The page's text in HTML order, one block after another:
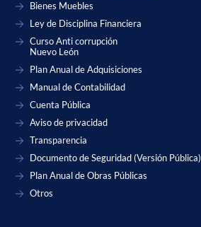
Bienes Muebles
Ley de Disciplina Financiera
Curso Anti corrupción
Nuevo León
Plan Anual de Adquisiciones
Manual de Contabilidad
Cuenta Pública
Aviso de privacidad
Transparencia
Documento de Seguridad (Versión Pública)
Plan Anual de Obras Públicas
Otros